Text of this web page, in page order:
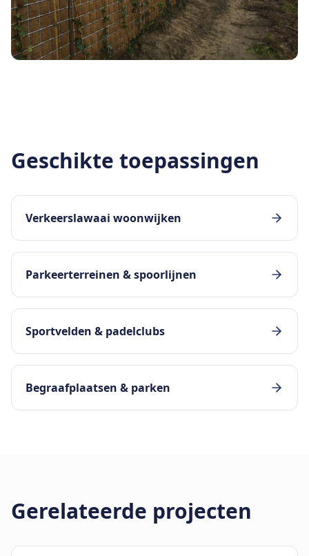
Geschikte toepassingen
Verkeerslawaai woonwijken
Parkeerterreinen & spoorlijnen
Sportvelden & padelclubs
Begraafplaatsen & parken
Gerelateerde projecten